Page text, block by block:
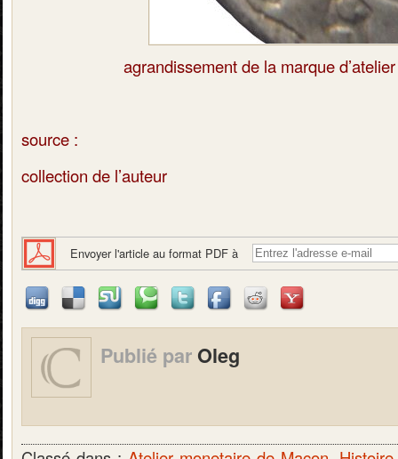
agrandissement de la marque
source :
collection de l’auteur
Envoyer l'article au format PDF à
Publié par Oleg